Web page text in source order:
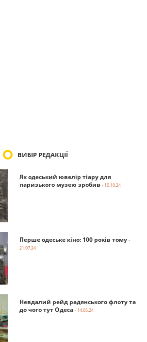
ВИБІР РЕДАКЦІЇ
Як одеський ювелір тіару для
паризького музею зробив - 10.10.24
Перше одеське кіно: 100 років тому -
21.07.24
Невдалий рейд радянського флоту та
до чого тут Одеса - 14.05.24